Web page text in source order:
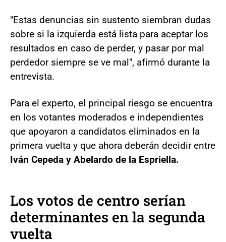
"Estas denuncias sin sustento siembran dudas
sobre si la izquierda está lista para aceptar los
resultados en caso de perder, y pasar por mal
perdedor siempre se ve mal", afirmó durante la
entrevista.
Para el experto, el principal riesgo se encuentra
en los votantes moderados e independientes
que apoyaron a candidatos eliminados en la
primera vuelta y que ahora deberán decidir entre
Iván Cepeda y Abelardo de la Espriella.
Los votos de centro serían
determinantes en la segunda
vuelta